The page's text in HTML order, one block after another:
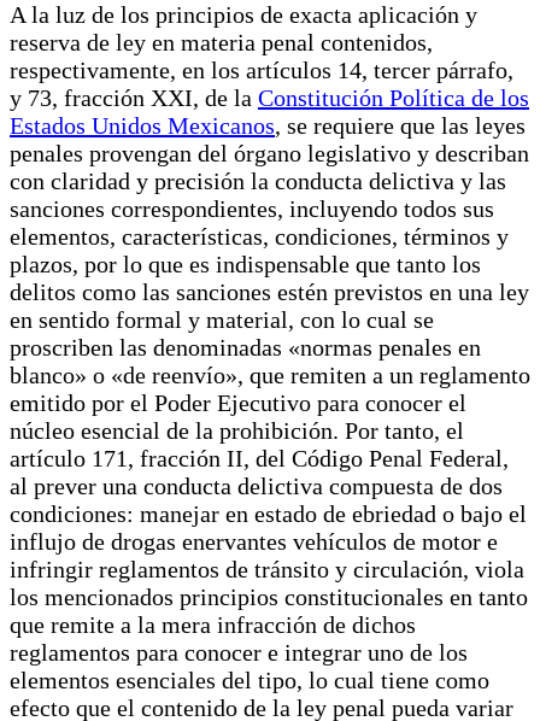
A la luz de los principios de exacta aplicación y
reserva de ley en materia penal contenidos,
respectivamente, en los artículos 14, tercer párrafo,
y 73, fracción XXI, de la Constitución Política de los
Estados Unidos Mexicanos, se requiere que las leyes
penales provengan del órgano legislativo y describan
con claridad y precisión la conducta delictiva y las
sanciones correspondientes, incluyendo todos sus
elementos, características, condiciones, términos y
plazos, por lo que es indispensable que tanto los
delitos como las sanciones estén previstos en una ley
en sentido formal y material, con lo cual se
proscriben las denominadas «normas penales en
blanco» o «de reenvío», que remiten a un reglamento
emitido por el Poder Ejecutivo para conocer el
núcleo esencial de la prohibición. Por tanto, el
artículo 171, fracción II, del Código Penal Federal,
al prever una conducta delictiva compuesta de dos
condiciones: manejar en estado de ebriedad o bajo el
influjo de drogas enervantes vehículos de motor e
infringir reglamentos de tránsito y circulación, viola
los mencionados principios constitucionales en tanto
que remite a la mera infracción de dichos
reglamentos para conocer e integrar uno de los
elementos esenciales del tipo, lo cual tiene como
efecto que el contenido de la ley penal pueda variar